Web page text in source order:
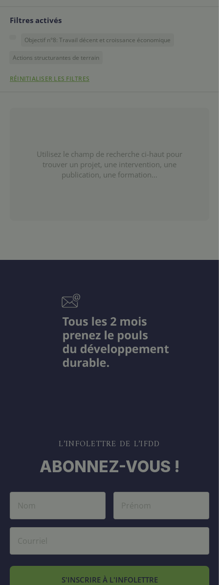
Filtres activés
Objectif n°8: Travail décent et croissance économique
Actions structurantes de terrain
RÉINITIALISER LES FILTRES
Utilisez le champ de recherche ci-haut pour
trouver un projet, une intervention, une
publication, une formation...
L’INFOLETTRE DE L’IFDD
ABONNEZ-VOUS !
S'INSCRIRE À L'INFOLETTRE